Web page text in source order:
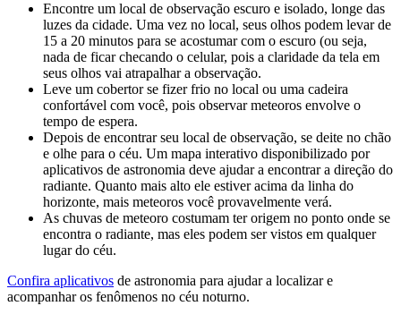
Encontre um local de observação escuro e isolado, longe das
luzes da cidade. Uma vez no local, seus olhos podem levar de
15 a 20 minutos para se acostumar com o escuro (ou seja,
nada de ficar checando o celular, pois a claridade da tela em
seus olhos vai atrapalhar a observação.
Leve um cobertor se fizer frio no local ou uma cadeira
confortável com você, pois observar meteoros envolve o
tempo de espera.
Depois de encontrar seu local de observação, se deite no chão
e olhe para o céu. Um mapa interativo disponibilizado por
aplicativos de astronomia deve ajudar a encontrar a direção do
radiante. Quanto mais alto ele estiver acima da linha do
horizonte, mais meteoros você provavelmente verá.
As chuvas de meteoro costumam ter origem no ponto onde se
encontra o radiante, mas eles podem ser vistos em qualquer
lugar do céu.
Confira aplicativos de astronomia para ajudar a localizar e
acompanhar os fenômenos no céu noturno.